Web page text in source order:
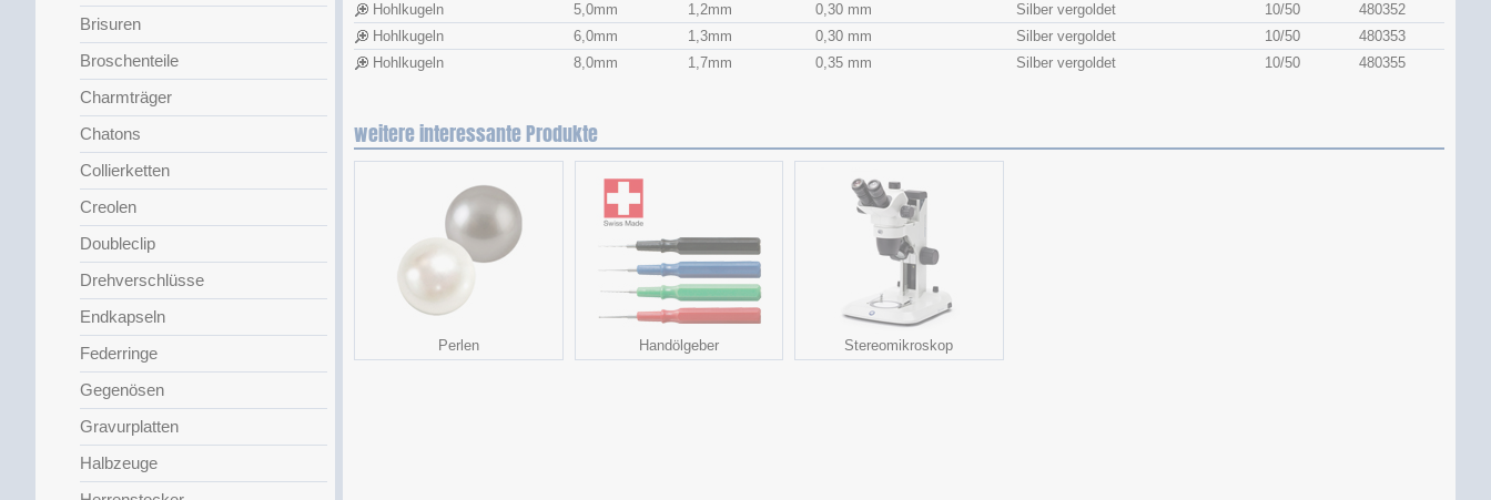
Brisuren
Broschenteile
Charmträger
Chatons
Collierketten
Creolen
Doubleclip
Drehverschlüsse
Endkapseln
Federringe
Gegenösen
Gravurplatten
Halbzeuge
Hohlkugeln
5,0mm 1,2mm 0,30 mm Silber vergoldet 10/50
480352
Hohlkugeln
6,0mm 1,3mm 0,30 mm Silber vergoldet 10/50
480353
Hohlkugeln
8,0mm 1,7mm 0,35 mm Silber vergoldet 10/50 480355
weitere interessante Produkte
Perlen Handölgeber Stereomikroskop